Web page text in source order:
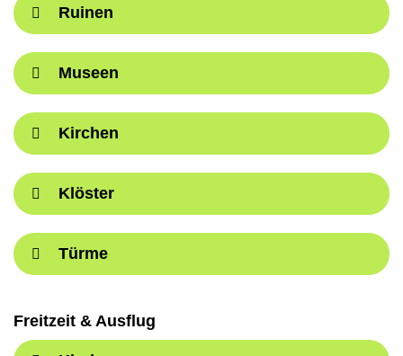
Ruinen
Museen
Kirchen
Klöster
Türme
Freitzeit & Ausflug